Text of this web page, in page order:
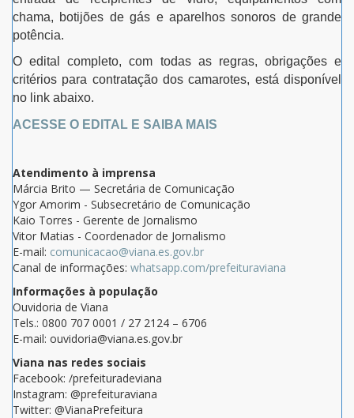
chama, botijões de gás e aparelhos sonoros de grande
potência.
O edital completo, com todas as regras, obrigações e
critérios para contratação dos camarotes, está disponível
no link abaixo.
ACESSE O EDITAL E SAIBA MAIS
Atendimento à imprensa
Márcia Brito — Secretária de Comunicação
Ygor Amorim - Subsecretário de Comunicação
Kaio Torres - Gerente de Jornalismo
Vitor Matias - Coordenador de Jornalismo
E-mail: comunicacao@viana.es.gov.br
Canal de informações: whatsapp.com/prefeituraviana
Informações à população
Ouvidoria de Viana
Tels.: 0800 707 0001 / 27 2124 – 6706
E-mail: ouvidoria@viana.es.gov.br
Viana nas redes sociais
Facebook: /prefeituradeviana
Instagram: @prefeituraviana
Twitter: @VianaPrefeitura